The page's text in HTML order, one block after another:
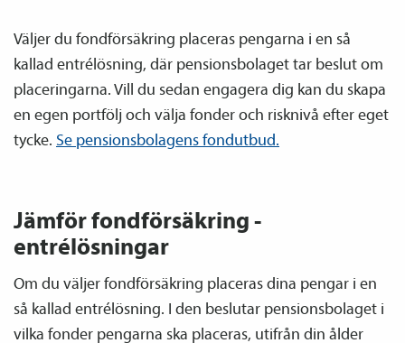
Väljer du fond­försäkring placeras pengarna i en så
kallad entrélösning, där pensions­bolaget tar beslut om
placeringarna. Vill du sedan engagera dig kan du skapa
en egen portfölj och välja fonder och risknivå efter eget
tycke. Se pensions­bolagens fondutbud.
Jämför fond­försäkring -
entrélösningar
Om du väljer fond­försäkring placeras dina pengar i en
så kallad entrélösning. I den beslutar pensions­bolaget i
vilka fonder pengarna ska placeras, utifrån din ålder